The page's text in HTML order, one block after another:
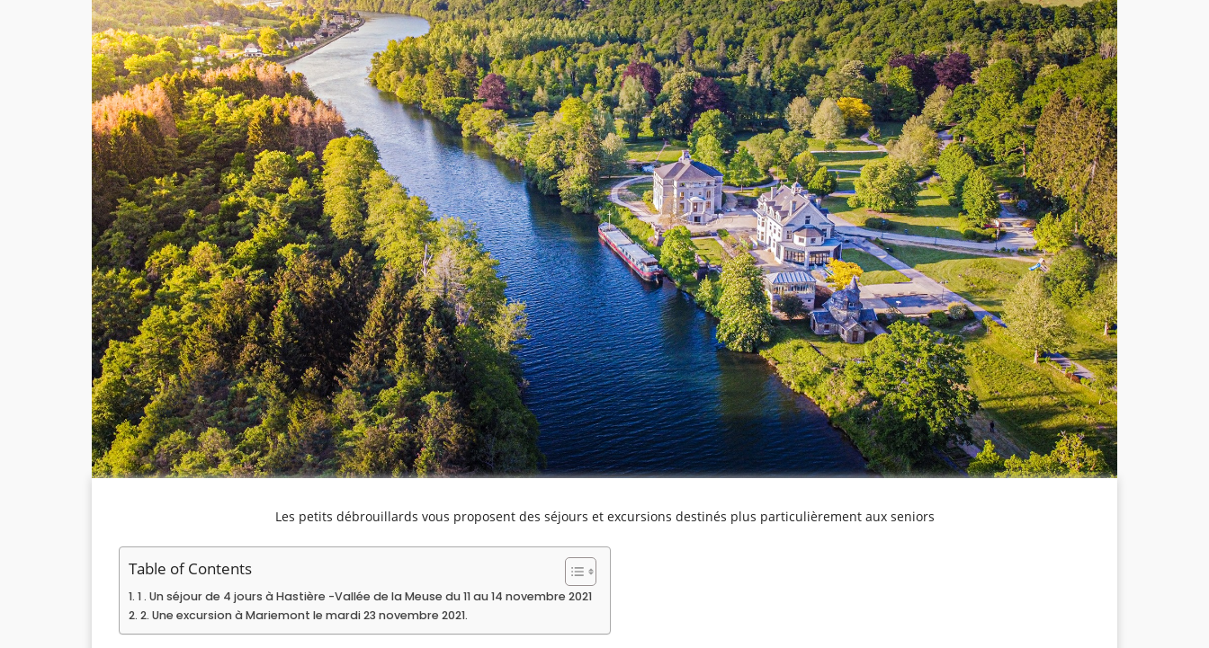
Les petits débrouillards vous proposent des séjours et excursions destinés plus particulièrement aux seniors
Table of Contents
1 . Un séjour de 4 jours à Hastière -Vallée de la Meuse du 11 au 14 novembre 2021
2. Une excursion à Mariemont le mardi 23 novembre 2021.